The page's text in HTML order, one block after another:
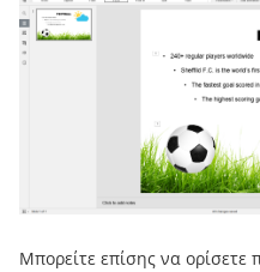
Μπορείτε επίσης να ορίσετε